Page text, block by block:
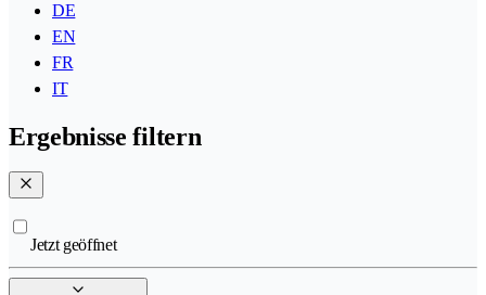
DE
EN
FR
IT
Ergebnisse filtern
Jetzt geöffnet